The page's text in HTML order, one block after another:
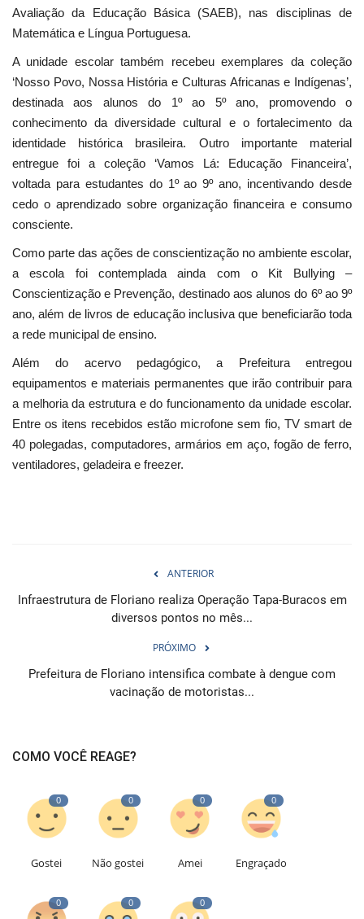
Avaliação da Educação Básica (SAEB), nas disciplinas de
Matemática e Língua Portuguesa.
A unidade escolar também recebeu exemplares da coleção
‘Nosso Povo, Nossa História e Culturas Africanas e Indígenas’,
destinada aos alunos do 1º ao 5º ano, promovendo o
conhecimento da diversidade cultural e o fortalecimento da
identidade histórica brasileira. Outro importante material
entregue foi a coleção ‘Vamos Lá: Educação Financeira’,
voltada para estudantes do 1º ao 9º ano, incentivando desde
cedo o aprendizado sobre organização financeira e consumo
consciente.
Como parte das ações de conscientização no ambiente escolar,
a escola foi contemplada ainda com o Kit Bullying –
Conscientização e Prevenção, destinado aos alunos do 6º ao 9º
ano, além de livros de educação inclusiva que beneficiarão toda
a rede municipal de ensino.
Além do acervo pedagógico, a Prefeitura entregou
equipamentos e materiais permanentes que irão contribuir para
a melhoria da estrutura e do funcionamento da unidade escolar.
Entre os itens recebidos estão microfone sem fio, TV smart de
40 polegadas, computadores, armários em aço, fogão de ferro,
ventiladores, geladeira e freezer.
ANTERIOR
Infraestrutura de Floriano realiza Operação Tapa-Buracos em
diversos pontos no mês...
PRÓXIMO
Prefeitura de Floriano intensifica combate à dengue com
vacinação de motoristas...
COMO VOCÊ REAGE?
0
Gostei
0
Não gostei
0
Amei
0
Engraçado
0 0 0